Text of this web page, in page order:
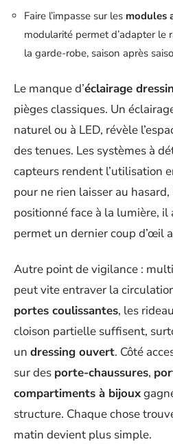
Faire l’impasse sur les modules
modularité permet d’adapter le
la garde-robe, saison après
Le manque d’éclairage
pièges classiques. Un
naturel ou à LED, révèle
des tenues. Les systèmes à
capteurs rendent l’utilisation
pour ne rien laisser au hasard,
positionné face à la lumière,
permet un dernier coup d’œil
Autre point de vigilance :
peut vite entraver la
portes coulissantes, les
cloison partielle suffisent,
un dressing ouvert. Côté
sur des porte-chaussures,
compartiments à bijoux
structure. Chaque chose
matin devient plus simple.